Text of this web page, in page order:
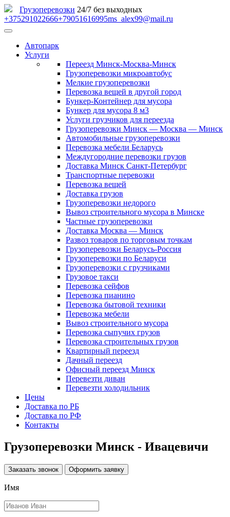
Грузоперевозки 24/7 без выходных
+375291022666+79051616995ms_alex99@mail.ru
Автопарк
Услуги
Переезд Минск-Москва-Минск
Грузоперевозки микроавтобус
Мелкие грузоперевозки
Перевозка вещей в другой город
Бункер-Контейнер для мусора
Бункер для мусора 8 м3
Услуги грузчиков для переезда
Грузоперевозки Минск — Москва — Минск
Автомобильные грузоперевозки
Перевозка мебели Беларусь
Междугородние перевозки грузов
Доставка Минск Санкт-Петербург
Транспортные перевозки
Перевозка вещей
Доставка грузов
Грузоперевозки недорого
Вывоз строительного мусора в Минске
Частные грузоперевозки
Доставка Москва — Минск
Развоз товаров по торговым точкам
Грузоперевозки Беларусь-Россия
Грузоперевозки по Беларуси
Грузоперевозки с грузчиками
Грузовое такси
Перевозка сейфов
Перевозка пианино
Перевозка бытовой техники
Перевозка мебели
Вывоз строительного мусора
Перевозка сыпучих грузов
Перевозка строительных грузов
Квартирный переезд
Дачный переезд
Офисный переезд Минск
Перевезти диван
Перевезти холодильник
Цены
Доставка по РБ
Доставка по РФ
Контакты
Грузоперевозки Минск - Ивацевичи
Заказать звонок Оформить заявку
Имя